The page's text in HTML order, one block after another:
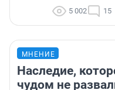
5 002 15
МНЕНИЕ
Наследие,
чудом не